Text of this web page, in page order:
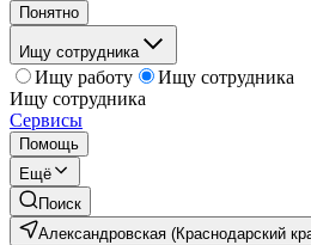
Понятно
Ищу сотрудника
Ищу работу
Ищу сотрудника
Ищу сотрудника
Сервисы
Помощь
Ещё
Поиск
Александровская (Краснодарский